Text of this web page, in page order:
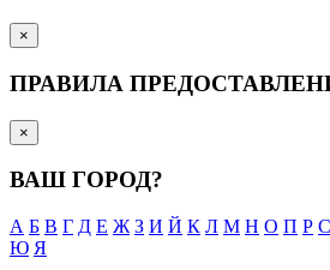
×
ПРАВИЛА
×
ВАШ ГОРОД?
А Б В Г Д Е Ж З И Й К Л М Н О П Р С
Ю Я